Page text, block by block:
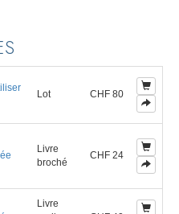
Lot CHF 80
Livre
broché
CHF 24
Livre